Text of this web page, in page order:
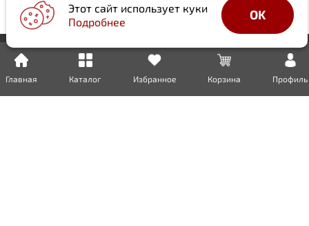
Главная Каталог Избранное Корзина Профиль
Этот сайт использует куки
Подробнее
OK